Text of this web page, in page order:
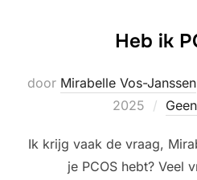
Heb ik
door Mirabelle Vos-Janssen
2025
Ik krijg vaak de vraag,
je PCOS hebt? Veel